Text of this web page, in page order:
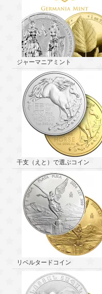
ジャーマニアミント
干支（えと）で選ぶコイン
リベルタードコイン